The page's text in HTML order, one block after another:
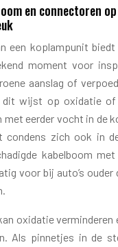
en connectoren
een koplampunit
moment voor
aanslag of
dit wijst op oxidatie of
met eerder vocht in de
condens zich ook in
kabelboom met
voor bij auto’s ouder
oxidatie verminderen
Als pinnetjes in de